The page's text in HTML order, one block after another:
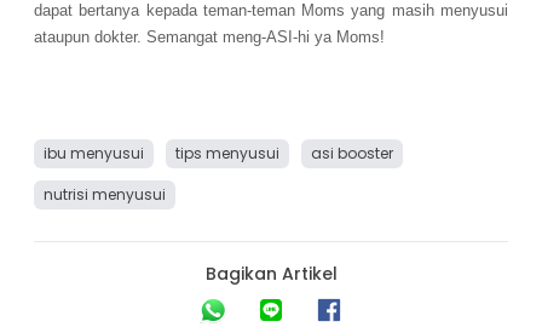
dapat bertanya kepada teman-teman Moms yang masih menyusui
ataupun dokter. Semangat meng-ASI-hi ya Moms!
ibu menyusui tips menyusui
asi booster
nutrisi menyusui
Bagikan Artikel